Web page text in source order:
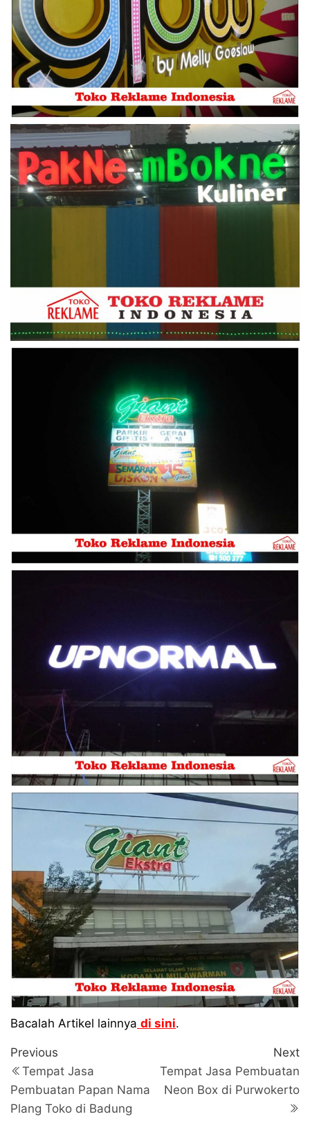
Bacalah Artikel lainnya di sini.
Navigasi
pos
Previous
Post
Previous
Tempat Jasa
Pembuatan Papan Nama
Plang Toko di Badung
Next
Tempat Jasa Pembuatan
Neon Box di Purwokerto